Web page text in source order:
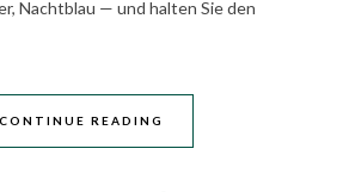
Nachtblau — und halten Sie den
CONTINUE READING